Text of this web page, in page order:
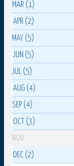
MAR (1)
APR (2)
MAY (5)
JUN (5)
JUL (5)
AUG (4)
SEP (4)
OCT (3)
NOV
DEC (2)